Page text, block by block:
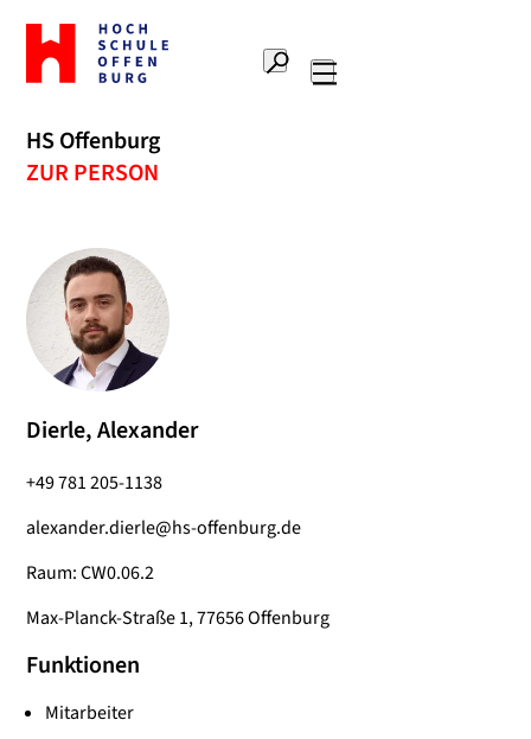
Zur
Startseite
Hochschule
Suche
HS Offenburg
ZUR PERSON
Dierle, Alexander
+49 781 205-1138
alexander.dierle@hs-offenburg.de
Raum: CW0.06.2
Max-Planck-Straße 1, 77656 Offenburg
Funktionen
Mitarbeiter